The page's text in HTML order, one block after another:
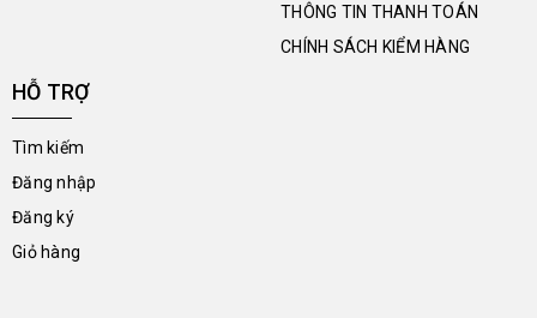
THÔNG TIN THANH TOÁN
CHÍNH SÁCH KIỂM HÀNG
HỖ TRỢ
Tìm kiếm
Đăng nhập
Đăng ký
Giỏ hàng